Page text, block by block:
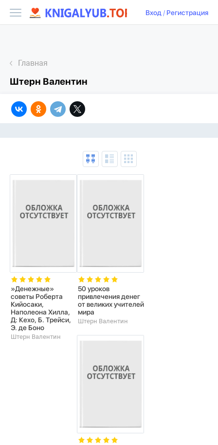
Вход/ Регистрация
Главная
Штерн Валентин
»Денежные»
советы Роберта
Кийосаки,
Наполеона Хилла,
Д: Кехо, Б. Трейси,
Э. де Боно
Штерн Валентин
50 уроков
привлечения денег
от великих учителей
мира
Штерн Валентин